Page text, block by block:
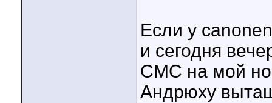
Если у
и сегодня
СМС на мой
Андрюху